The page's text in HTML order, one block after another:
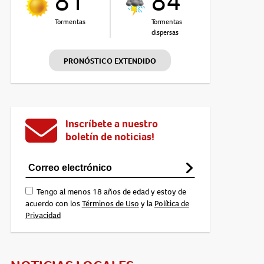
Tormentas
Tormentas
dispersas
PRONÓSTICO EXTENDIDO
Inscríbete a nuestro
boletín de noticias!
Tengo al menos 18 años de edad y estoy de
acuerdo con losTérminos de Uso y la Política de
Privacidad